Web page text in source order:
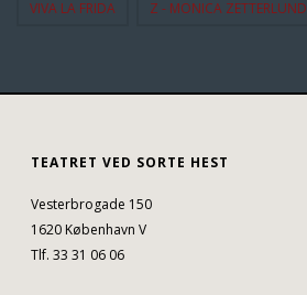
VIVA LA FRIDA Z - MONICA ZETTERLUND
TEATRET VED SORTE HEST
Vesterbrogade 150
1620 København V
Tlf. 33 31 06 06